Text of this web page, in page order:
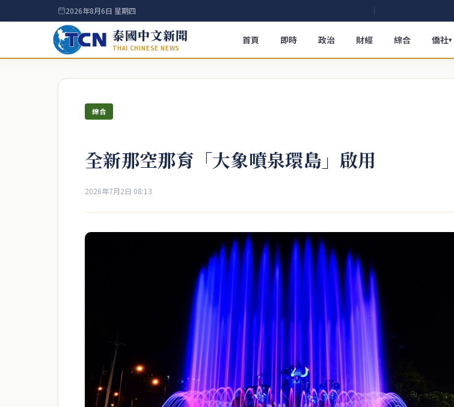
2026年8月6日 星期四
泰國中文新聞
THAI CHINESE NEWS
首頁 即時 政治 財經 綜合 僑社▾
綜合
全新那空那育「大象噴泉環島」啟用
2026年7月2日 08:13